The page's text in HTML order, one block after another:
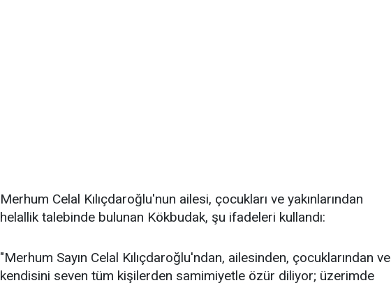
Merhum Celal Kılıçdaroğlu'nun ailesi, çocukları ve yakınlarından
helallik talebinde bulunan Kökbudak, şu ifadeleri kullandı:
"Merhum Sayın Celal Kılıçdaroğlu'ndan, ailesinden, çocuklarından ve
kendisini seven tüm kişilerden samimiyetle özür diliyor; üzerimde